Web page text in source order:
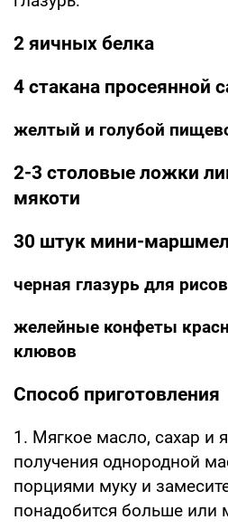
2 яичных белка
4 стакана просеянной
желтый и голубой
2-3 столовые ложки
мякоти
30 штук мини-
черная глазурь для
желейные конфеты
клювов
Способ приготовления
1. Мягкое масло, сахар и
получения однородной
порциями муку и
понадобится больше или